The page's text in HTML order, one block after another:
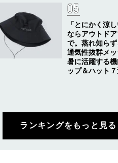
「とにかく涼し
ならアウトド
で。蒸れ知らず
通気性抜群メ
暑に活躍する
ップ＆ハット７
ランキングをもっと見る